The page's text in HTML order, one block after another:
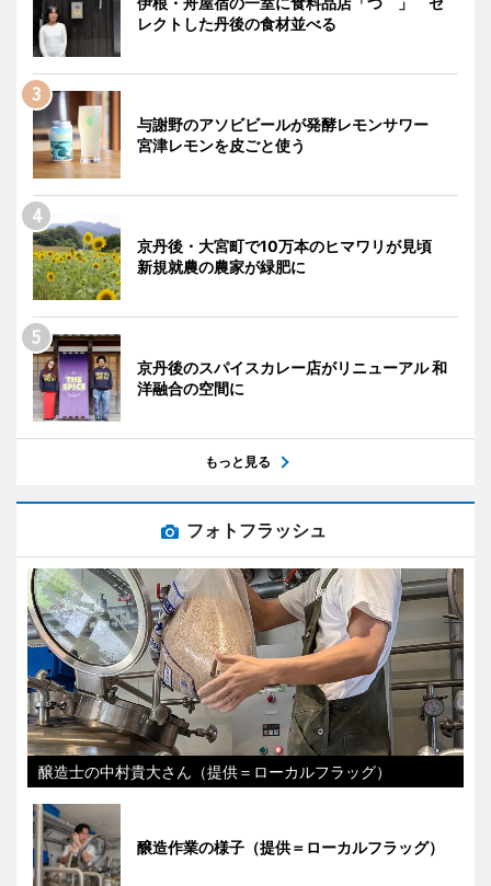
レクトした丹後の食材並べる
与謝野のアソビビールが発酵レモンサワー
宮津レモンを皮ごと使う
京丹後・大宮町で10万本のヒマワリが見頃
新規就農の農家が緑肥に
京丹後のスパイスカレー店がリニューアル 和
洋融合の空間に
もっと見る
フォトフラッシュ
醸造士の中村貴大さん（提供＝ローカルフラッグ）
醸造作業の様子（提供＝ローカルフラッグ）